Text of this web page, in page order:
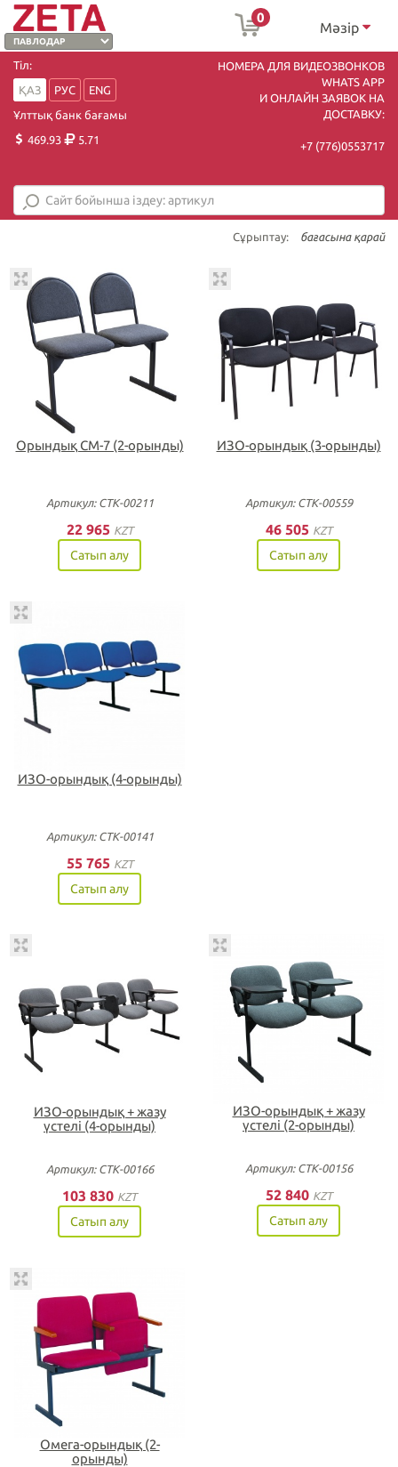
0
Мәзір
Тіл:
ҚАЗ
РУС
ENG
Ұлттық банк бағамы
469.93
5.71
НОМЕРА ДЛЯ ВИДЕОЗВОНКОВ
WHATS APP
И ОНЛАЙН ЗАЯВОК НА
ДОСТАВКУ:
+7 (776)0553717
Сұрыптау: бағасына қарай
Орындық СМ-7 (2-орынды)
Артикул: СТК-00211
22 965 KZT
Сатып алу
ИЗО-орындық (3-орынды)
Артикул: СТК-00559
46 505 KZT
Сатып алу
ИЗО-орындық (4-орынды)
Артикул: СТК-00141
55 765 KZT
Сатып алу
ИЗО-орындық + жазу
үстелі (4-орынды)
Артикул: СТК-00166
103 830 KZT
Сатып алу
ИЗО-орындық + жазу
үстелі (2-орынды)
Артикул: СТК-00156
52 840 KZT
Сатып алу
Омега-орындық (2-
орынды)